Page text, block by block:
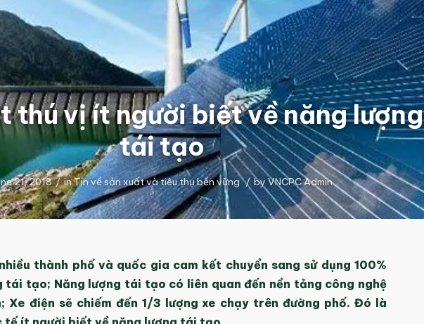
thú vị ít người biết về năng lượng
tái tạo
21, 2018 / inTin về sản xuất và tiêu thụ bền vững / by VNCPC Admin
thành phố và quốc gia cam kết chuyển sang sử dụng 100%
tái tạo; Năng lượng tái tạo có liên quan đến nền tảng công nghệ
Xe điện sẽ chiếm đến 1/3 lượng xe chạy trên đường phố. Đó là